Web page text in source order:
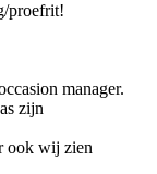
proefrit!
manager.
zijn
ook wij zien